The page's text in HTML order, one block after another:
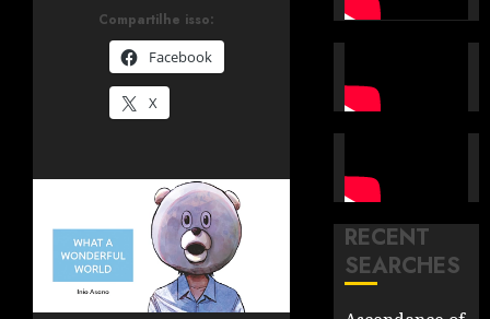
Compartilhe isso:
Facebook
X
RECENT
SEARCHES